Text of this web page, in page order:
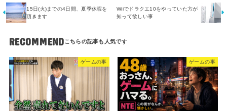
Wiiでドラクエ10をやっていた方が
知って欲しい事
15日(火)までの4日間、夏季休暇を
頂きます
RECOMMEND
ゲームの事 ゲームの事